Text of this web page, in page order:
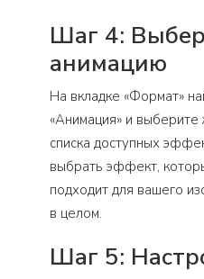
Шаг 4:
анимацию
На вкладке «Формат»
«Анимация» и
списка доступных
выбрать эффект,
подходит для вашего
в целом.
Шаг 5: